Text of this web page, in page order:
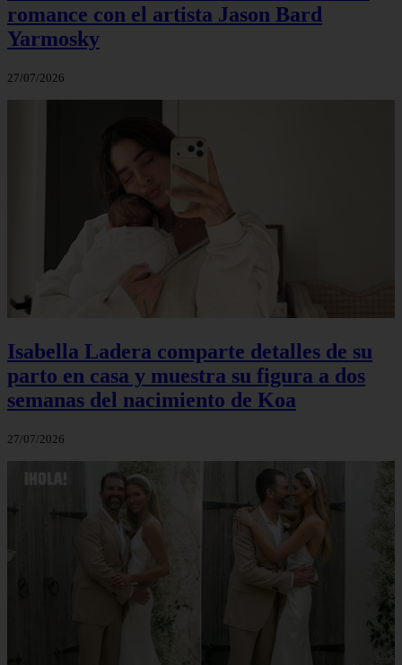
romance con el artista Jason Bard
Yarmosky
27/07/2026
Isabella Ladera comparte detalles de su
parto en casa y muestra su figura a dos
semanas del nacimiento de Koa
27/07/2026